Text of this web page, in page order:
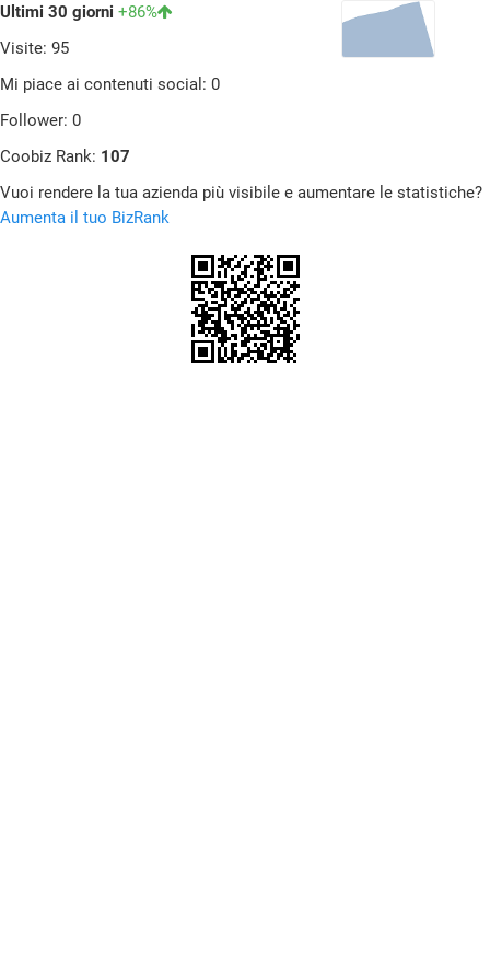
Ultimi 30 giorni +86%
Visite: 95
Mi piace ai contenuti social: 0
Follower: 0
Coobiz Rank: 107
Vuoi rendere la tua azienda più visibile e aumentare le statistiche?
Aumenta il tuo BizRank